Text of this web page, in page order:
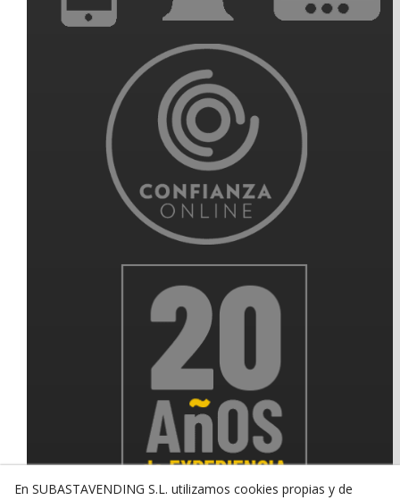
En SUBASTAVENDING S.L. utilizamos cookies propias y de